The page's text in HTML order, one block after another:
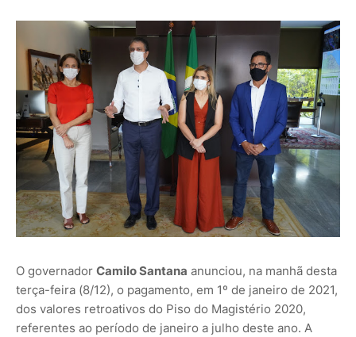
O governador Camilo Santana anunciou, na manhã desta
terça-feira (8/12), o pagamento, em 1º de janeiro de 2021,
dos valores retroativos do Piso do Magistério 2020,
referentes ao período de janeiro a julho deste ano. A